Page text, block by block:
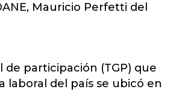
Mauricio Perfetti del
de participación (TGP) que
laboral del país se ubicó en